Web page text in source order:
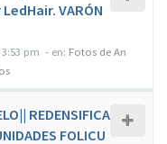
VARÓN
pm - en: Fotos de An
REDENSIFICA
FOLICU